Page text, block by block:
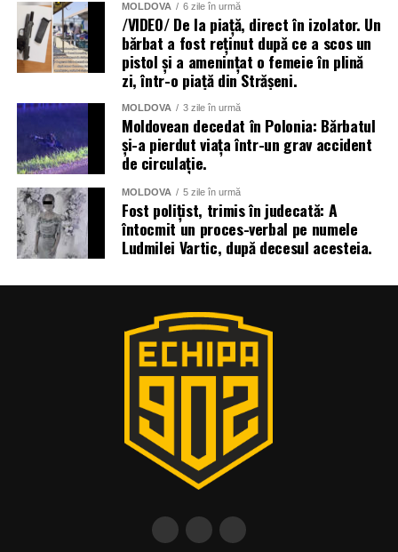
MOLDOVA 6 zile în urmă
/VIDEO/ De la piață, direct în izolator. Un
bărbat a fost reținut după ce a scos un
pistol și a amenințat o femeie în plină
zi, într-o piață din Strășeni.
MOLDOVA 3 zile în urmă
Moldovean decedat în Polonia: Bărbatul
și-a pierdut viața într-un grav accident
de circulație.
MOLDOVA 5 zile în urmă
Fost polițist, trimis în judecată: A
întocmit un proces-verbal pe numele
Ludmilei Vartic, după decesul acesteia.